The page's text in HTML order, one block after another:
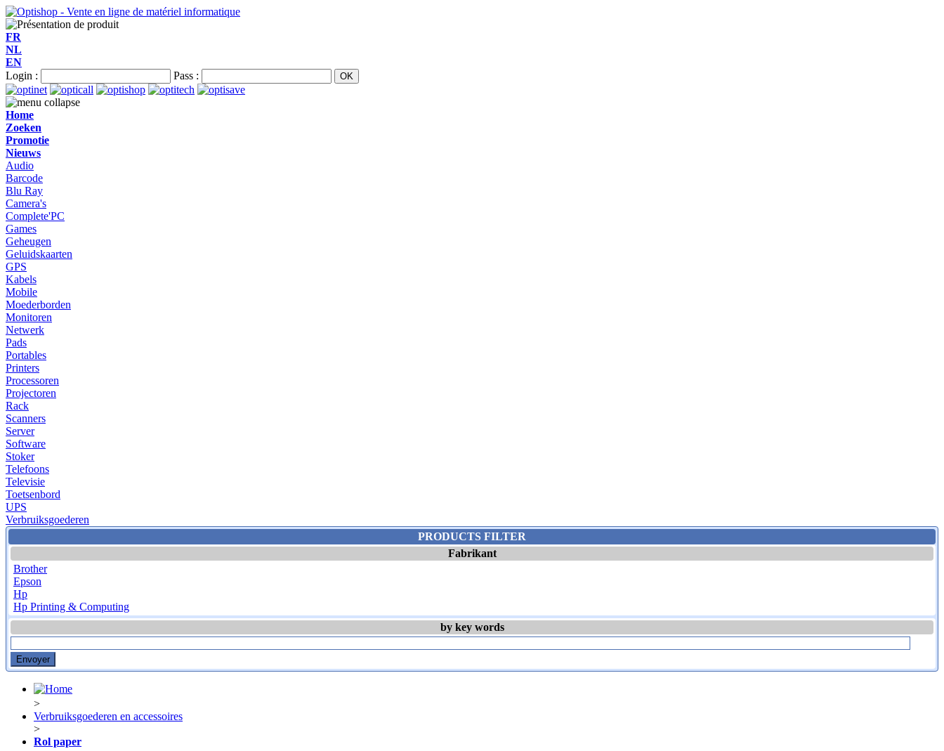
FR
NL
EN
Login :
Pass :
Home
Zoeken
Promotie
Nieuws
Audio
Barcode
Blu Ray
Camera's
Complete'PC
Games
Geheugen
Geluidskaarten
GPS
Kabels
Mobile
Moederborden
Monitoren
Netwerk
Pads
Portables
Printers
Processoren
Projectoren
Rack
Scanners
Server
Software
Stoker
Telefoons
Televisie
Toetsenbord
UPS
Verbruiksgoederen
PRODUCTS FILTER
Fabrikant
Brother
Epson
Hp
Hp Printing & Computing
by key words
>
Verbruiksgoederen en accessoires
>
Rol paper